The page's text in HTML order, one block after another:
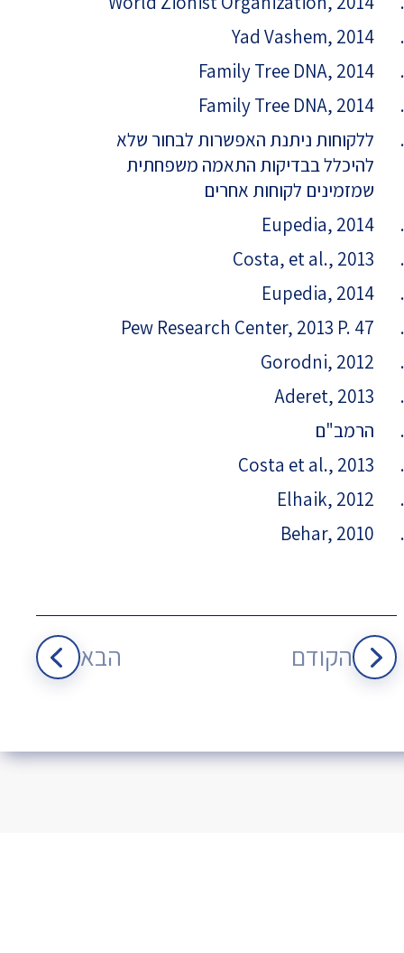
Yad Vashem, 2014
Family Tree DNA, 2014
Family Tree DNA, 2014
ללקוחות ניתנת האפשרות לבחור שלא
להיכלל בבדיקות התאמה משפחתית
שמזמינים לקוחות אחרים
Eupedia, 2014
Costa, et al., 2013
Eupedia, 2014
Pew Research Center, 2013 P. 47
Gorodni, 2012
Aderet, 2013
הרמב"ם
Costa et al., 2013
Elhaik, 2012
Behar, 2010
הקודם הבא